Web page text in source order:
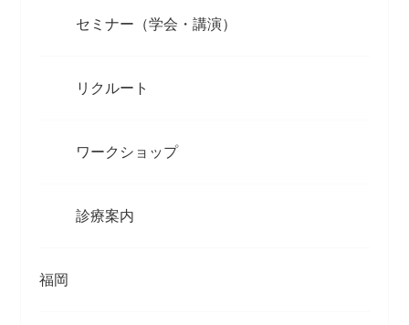
セミナー（学会・講演）
リクルート
ワークショップ
診療案内
福岡